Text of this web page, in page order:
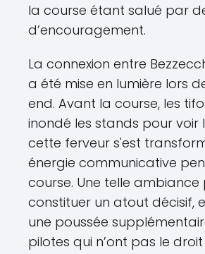
la course étant salué par
d’encouragement.
La connexion entre
a été mise en lumière lors
end. Avant la course, les
inondé les stands pour voir
cette ferveur s'est
énergie communicative
course. Une telle ambiance
constituer un atout décisif,
une poussée
pilotes qui n’ont pas le droit